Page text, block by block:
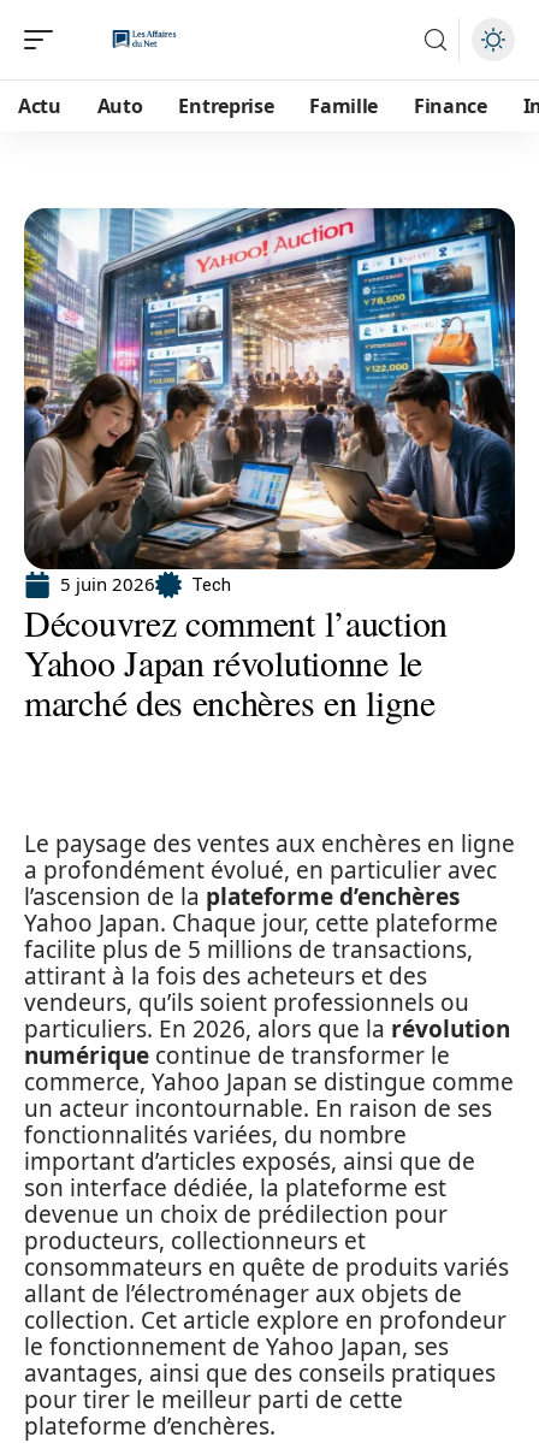
Actu Auto Entreprise Famille Finance
5 juin 2026 Tech
Découvrez comment l’auction
Yahoo Japan révolutionne le
marché des enchères en ligne
Le paysage des ventes aux enchères en ligne
a profondément évolué, en particulier avec
l’ascension de la plateforme d’enchères
Yahoo Japan. Chaque jour, cette plateforme
facilite plus de 5 millions de transactions,
attirant à la fois des acheteurs et des
vendeurs, qu’ils soient professionnels ou
particuliers. En 2026, alors que la révolution
numérique continue de transformer le
commerce, Yahoo Japan se distingue comme
un acteur incontournable. En raison de ses
fonctionnalités variées, du nombre
important d’articles exposés, ainsi que de
son interface dédiée, la plateforme est
devenue un choix de prédilection pour
producteurs, collectionneurs et
consommateurs en quête de produits variés
allant de l’électroménager aux objets de
collection. Cet article explore en profondeur
le fonctionnement de Yahoo Japan, ses
avantages, ainsi que des conseils pratiques
pour tirer le meilleur parti de cette
plateforme d’enchères.